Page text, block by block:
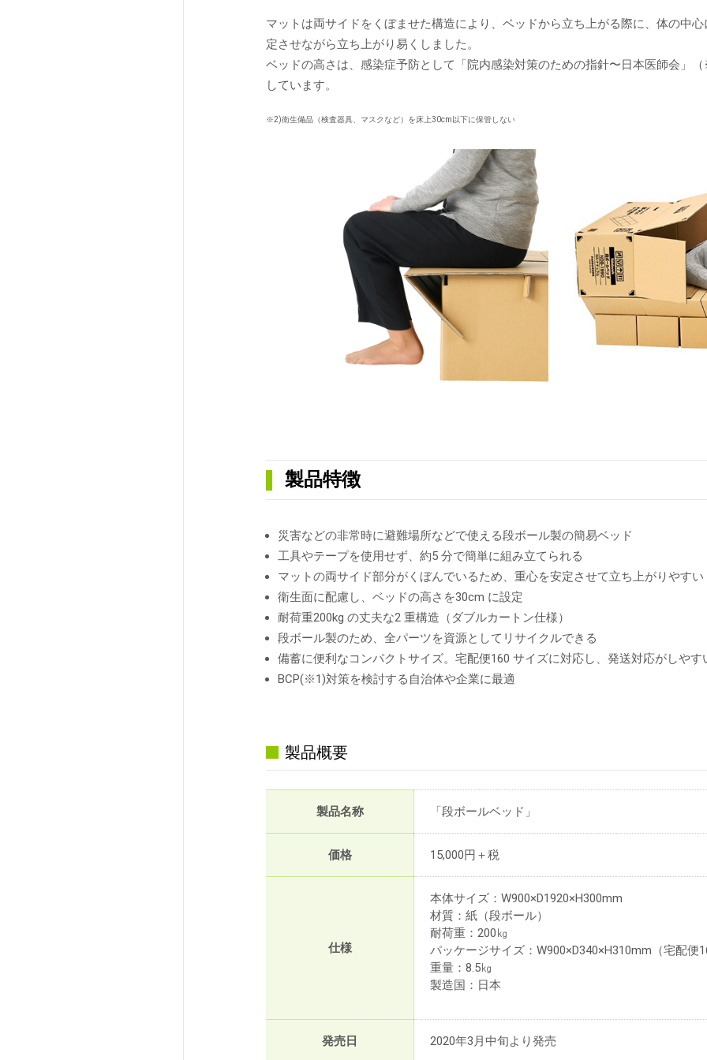
マットは両サイドをくぼませた構造により、ベッドから立ち上がる際に、体の中
定させながら立ち上がり易くしました。
ベッドの高さは、感染症予防として「院内感染対策のための指針〜日本医師会」
しています。
※2)衛生備品（検査器具、マスクなど）を床上30cm以下に保管しない
製品特徴
災害などの非常時に避難場所などで使える段ボール製の簡易ベッド
工具やテープを使用せず、約5 分で簡単に組み立てられる
マットの両サイド部分がくぼんでいるため、重心を安定させて立ち上がりやすい
衛生面に配慮し、ベッドの高さを30cm に設定
耐荷重200kg の丈夫な2 重構造（ダブルカートン仕様）
段ボール製のため、全パーツを資源としてリサイクルできる
備蓄に便利なコンパクトサイズ。宅配便160 サイズに対応し、発送対応がしやす
BCP(※1)対策を検討する自治体や企業に最適
製品概要
製品名称 「段ボールベッド」
価格 15,000円＋税
仕様
本体サイズ：W900×D1920×H300mm
材質：紙（段ボール）
耐荷重：200㎏
パッケージサイズ：W900×D340×H310mm（宅配便
重量：8.5㎏
製造国：日本
発売日 2020年3月中旬より発売